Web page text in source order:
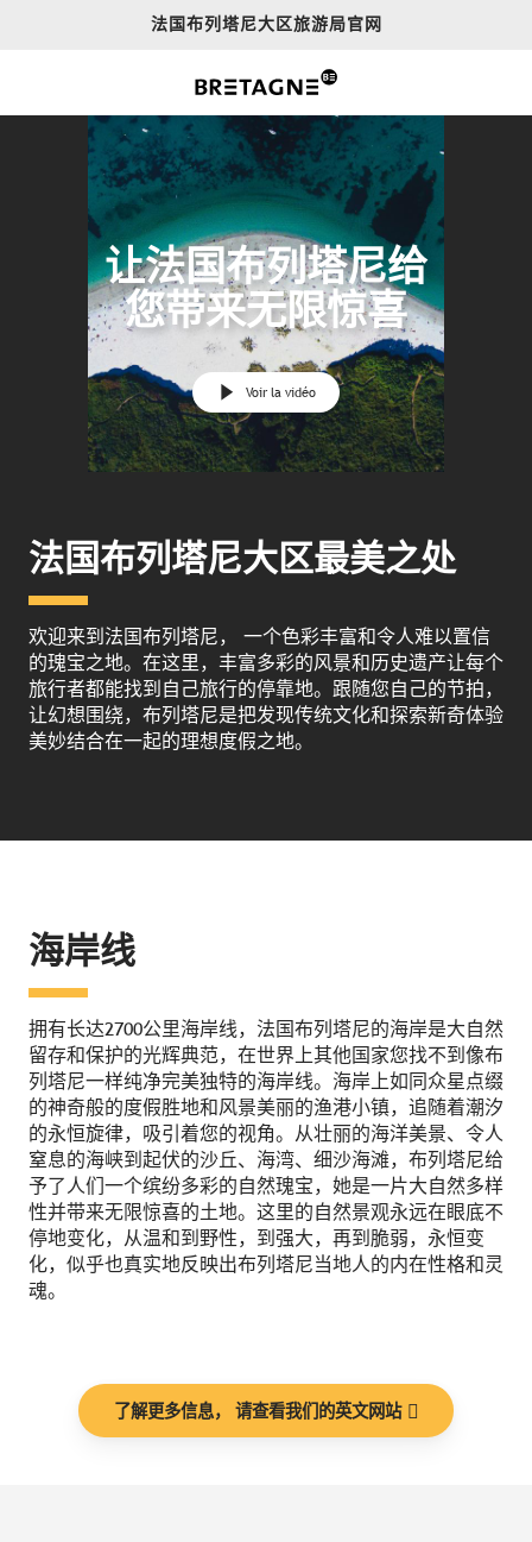
法国布列塔尼大区旅游局官网
让法国布列塔尼给
您带来无限惊喜
Voir la vidéo
法国布列塔尼大区最美之处
欢迎来到法国布列塔尼， 一个色彩丰富和令人难以置信
的瑰宝之地。在这里，丰富多彩的风景和历史遗产让每个
旅行者都能找到自己旅行的停靠地。跟随您自己的节拍，
让幻想围绕，布列塔尼是把发现传统文化和探索新奇体验
美妙结合在一起的理想度假之地。
海岸线
拥有长达2700公里海岸线，法国布列塔尼的海岸是大自然
留存和保护的光辉典范，在世界上其他国家您找不到像布
列塔尼一样纯净完美独特的海岸线。海岸上如同众星点缀
的神奇般的度假胜地和风景美丽的渔港小镇，追随着潮汐
的永恒旋律，吸引着您的视角。从壮丽的海洋美景、令人
窒息的海峡到起伏的沙丘、海湾、细沙海滩，布列塔尼给
予了人们一个缤纷多彩的自然瑰宝，她是一片大自然多样
性并带来无限惊喜的土地。这里的自然景观永远在眼底不
停地变化，从温和到野性，到强大，再到脆弱，永恒变
化，似乎也真实地反映出布列塔尼当地人的内在性格和灵
魂。
了解更多信息， 请查看我们的英文网站